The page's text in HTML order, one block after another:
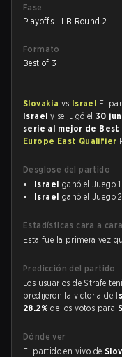
Fase
Playoffs - LB Round 2
Formato
Best of 3
Slovakia vs Israel El
Israel y se jugó el30
serie al mejor de
Europe East Qualifier
Desglose del partido
Israel ganó el Juego
Israel ganó el Juego
Estadísticas cara a cara
Esta fue la primera vez
Predicción del partido
Los usuarios de Strafe
predijeron la victoria de
28.2%de los votos para
Dónde ver
El partido en vivo de